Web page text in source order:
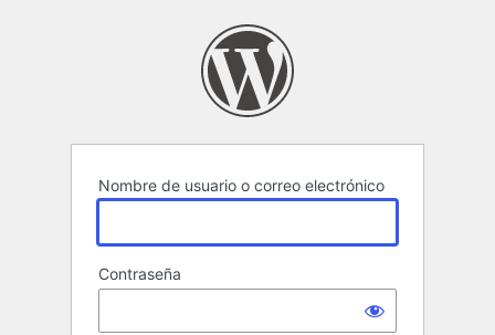
Nombre de usuario o correo electrónico
Contraseña